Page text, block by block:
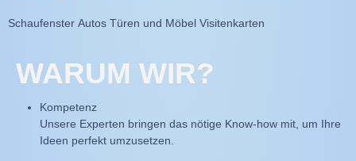
Schaufenster Autos Türen und Möbel Visitenkarten
WARUM WIR?
Kompetenz
Unsere Experten bringen das nötige Know-how mit, um Ihre
Ideen perfekt umzusetzen.